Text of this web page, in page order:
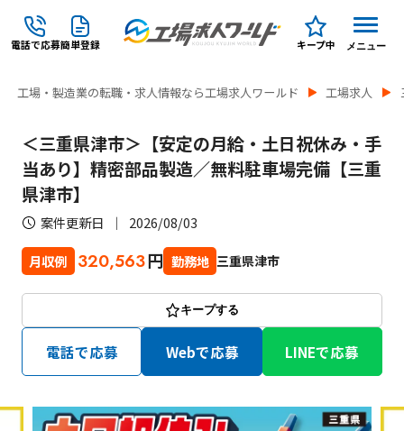
電話で応募簡単登録 キープ中 メニュー
工場・製造業の転職・求人情報なら工場求人ワールド 工場求人
＜三重県津市＞【安定の月給・土日祝休み・手
当あり】精密部品製造／無料駐車場完備【三重
県津市】
案件更新日 2026/08/03
月収例 320,563円 勤務地 三重県津市
キープする
電話で応募 Webで応募 LINEで応募